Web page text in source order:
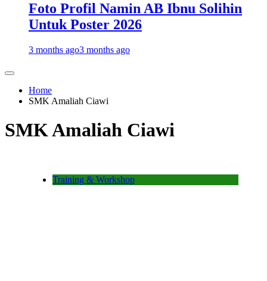
Foto Profil Namin AB Ibnu Solihin
Untuk Poster 2026
3 months ago3 months ago
Home
SMK Amaliah Ciawi
SMK Amaliah Ciawi
Training & Workshop